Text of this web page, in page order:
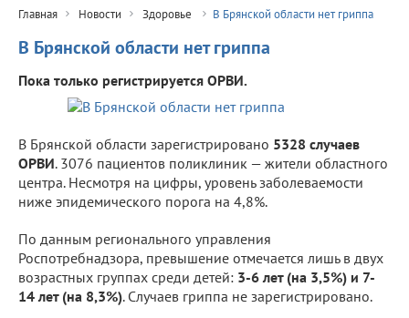
Главная Новости Здоровье В Брянской области нет гриппа
В Брянской области нет гриппа
Пока только регистрируется ОРВИ.
В Брянской области зарегистрировано 5328 случаев
ОРВИ. 3076 пациентов поликлиник — жители областного
центра. Несмотря на цифры, уровень заболеваемости
ниже эпидемического порога на 4,8%.
По данным регионального управления
Роспотребнадзора, превышение отмечается лишь в двух
возрастных группах среди детей: 3-6 лет (на 3,5%) и 7-
14 лет (на 8,3%). Случаев гриппа не зарегистрировано.